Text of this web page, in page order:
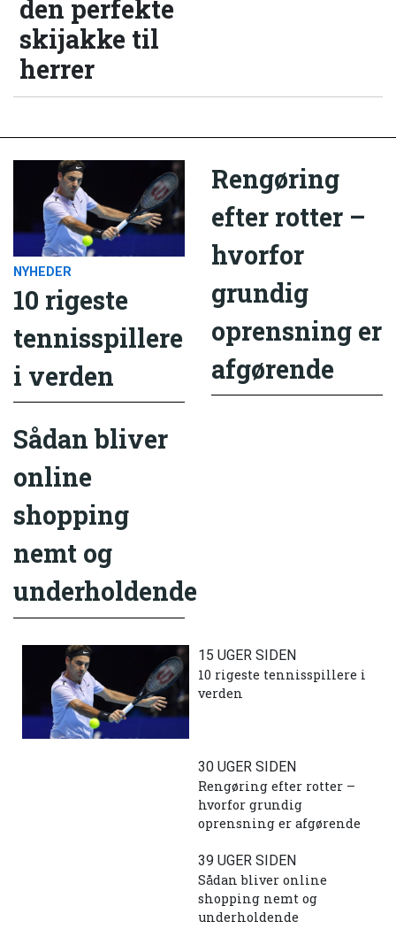
den perfekte
skijakke til
herrer
NYHEDER
10 rigeste
tennisspillere
i verden
Rengøring
efter rotter –
hvorfor
grundig
oprensning er
afgørende
Sådan bliver
online
shopping
nemt og
underholdende
15 UGER SIDEN
10 rigeste tennisspillere i
verden
30 UGER SIDEN
Rengøring efter rotter –
hvorfor grundig
oprensning er afgørende
39 UGER SIDEN
Sådan bliver online
shopping nemt og
underholdende